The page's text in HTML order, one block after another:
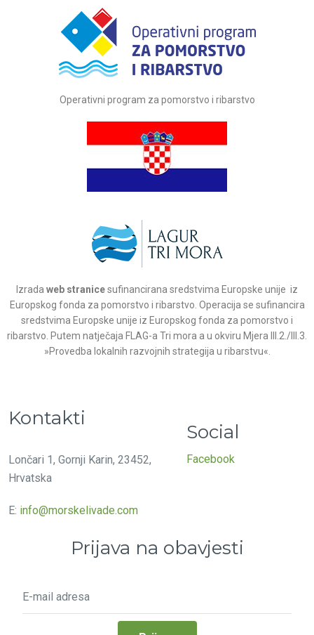
Operativni program za pomorstvo i ribarstvo
Izrada web stranicesufinancirana sredstvima Europske unije iz
Europskog fonda za pomorstvo i ribarstvo. Operacija se sufinancira
sredstvima Europske unije iz Europskog fonda za pomorstvo i
ribarstvo. Putem natječaja FLAG-a Tri mora a u okviru Mjera III.2./III.3.
»Provedba lokalnih razvojnih strategija u ribarstvu«.
Kontakti
Lončari 1, Gornji Karin, 23452,
Hrvatska
E: info@morskelivade.com
Social
Facebook
Prijava na obavjesti